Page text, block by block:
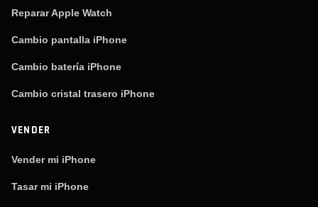
Reparar Apple Watch
Cambio pantalla iPhone
Cambio batería iPhone
Cambio cristal trasero iPhone
VENDER
Vender mi iPhone
Tasar mi iPhone